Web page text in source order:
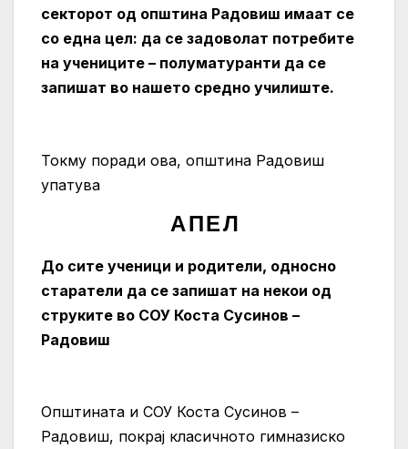
секторот од општина Радовиш имаат се
со една цел: да се задоволат потребите
на учениците – полуматуранти да се
запишат во нашето средно училиште.
Токму поради ова, општина Радовиш
упатува
А П Е Л
До сите ученици и родители, односно
старатели да се запишат на некои од
струките во СОУ Коста Сусинов –
Радовиш
Општината и СОУ Коста Сусинов –
Радовиш, покрај класичното гимназиско